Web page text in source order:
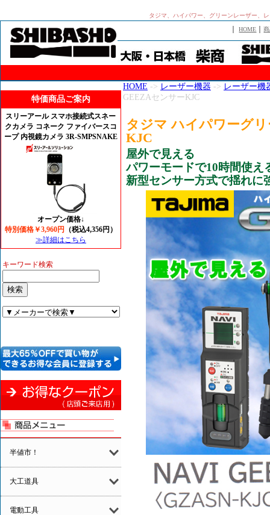
タジマ、ハイパワー、グリーンレーザー、
｜HOME ｜
特価商品ご案内
スリーアール スマホ接続式スネー
クカメラ コネーク ファイバースコ
ープ 内視鏡カメラ 3R-SMPSNAKE
オープン価格↓
特別価格￥3,960円
（税込4,356円）
≫詳細はこちら
キーワード検索
半値市！
大工道具
電動工具
HOME -> レーザー機器 -> レーザー機
GEEZAセンサーKJC
タジマ ハイパワーグ
KJC
屋外で見える
パワーモードで10時間使え
新型センサー方式で揺れに